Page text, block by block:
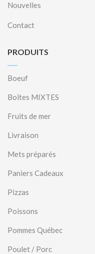
Nouvelles
Contact
PRODUITS
Boeuf
Boîtes MIXTES
Fruits de mer
Livraison
Mets préparés
Paniers Cadeaux
Pizzas
Poissons
Pommes Québec
Poulet / Porc